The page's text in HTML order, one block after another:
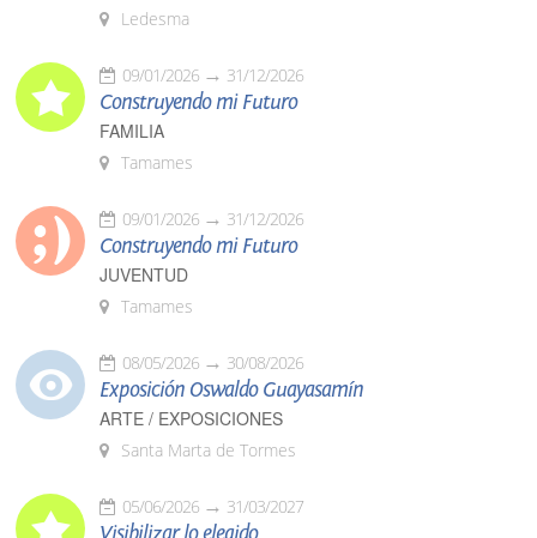
Ledesma
09/01/2026 31/12/2026
Construyendo mi Futuro
FAMILIA
Tamames
09/01/2026 31/12/2026
Construyendo mi Futuro
JUVENTUD
Tamames
08/05/2026 30/08/2026
Exposición Oswaldo Guayasamín
ARTE / EXPOSICIONES
Santa Marta de Tormes
05/06/2026 31/03/2027